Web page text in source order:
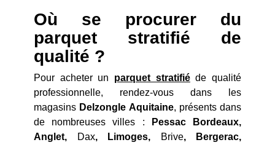
Où se procurer du
parquet stratifié de
qualité ?
Pour acheter un parquet stratifiéde qualité
professionnelle, rendez-vous dans les
magasins Delzongle Aquitaine, présents dans
de nombreuses villes :
Pessac Bordeaux,
Anglet,
Dax, Limoges, Brive, Bergerac,